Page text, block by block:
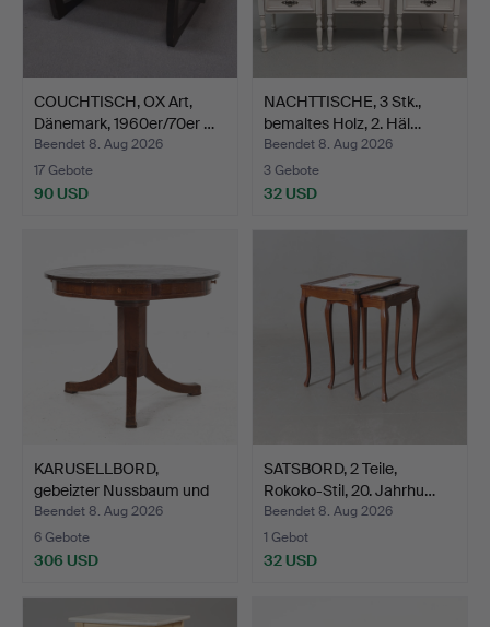
COUCHTISCH, OX Art,
Dänemark, 1960er/70er …
Beendet 8. Aug 2026
17 Gebote
90 USD
NACHTTISCHE, 3 Stk.,
bemaltes Holz, 2. Häl…
Beendet 8. Aug 2026
3 Gebote
32 USD
KARUSELLBORD,
gebeizter Nussbaum und
Wurze…
Beendet 8. Aug 2026
6 Gebote
306 USD
SATSBORD, 2 Teile,
Rokoko-Stil, 20. Jahrhu…
Beendet 8. Aug 2026
1 Gebot
32 USD